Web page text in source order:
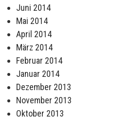
Juni 2014
Mai 2014
April 2014
März 2014
Februar 2014
Januar 2014
Dezember 2013
November 2013
Oktober 2013